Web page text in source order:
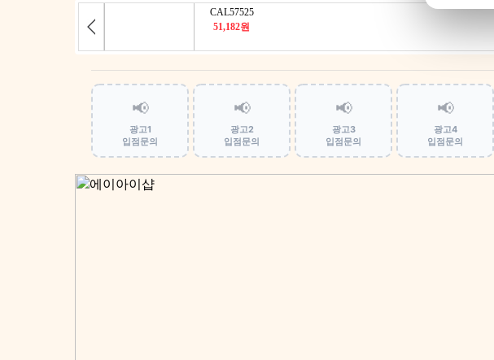
📢
광고1
입점문의
📢
광고2
입점문의
📢
광고3
입점문의
📢
광고4
입점문의